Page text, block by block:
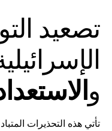
تصعيد
و
تأتي هذه التحذيرات